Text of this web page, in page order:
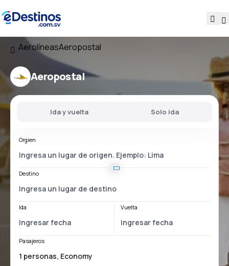
AerolíneasAeropostal
Aeropostal
Ida y vuelta Solo ida
Orgien
Destino
Ida Vuelta
Pasajeros